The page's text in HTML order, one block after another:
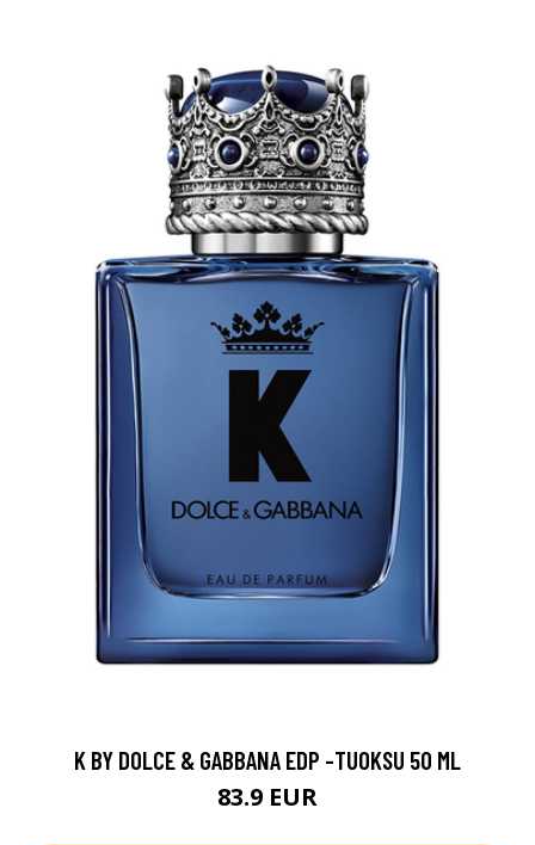
K BY DOLCE & GABBANA EDP -TUOKSU 50 ML
83.9 EUR